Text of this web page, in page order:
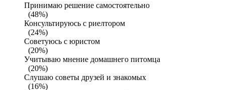
Принимаю решение самостоятельно
(48%)
Консультируюсь с риелтором
(24%)
Советуюсь с юристом
(20%)
Учитываю мнение домашнего питомца
(20%)
Слушаю советы друзей и знакомых
(16%)